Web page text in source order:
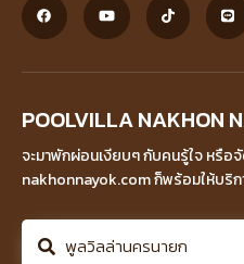
POOLVILLA NAKHON
จะมาพักผ่อนเงียบๆ กับคนรู้ใจ หรื
nakhonnayok.com ก็พร้อมให้บริก